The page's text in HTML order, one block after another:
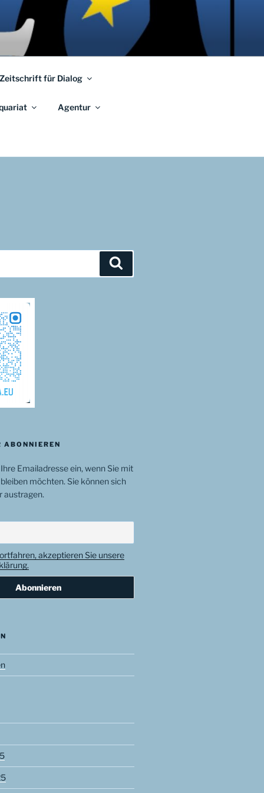
für Dialog
Agentur
ABONNIEREN
Emailadresse ein, wenn Sie mit
möchten. Sie können sich
austragen.
akzeptieren Sie unsere